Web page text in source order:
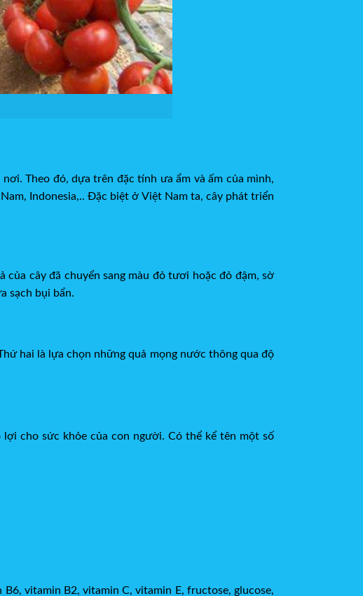
Theo đó, dựa trên đặc tính ưa ẩm và ấm của mình,
Indonesia,.. Đặc biệt ở Việt Nam ta, cây phát triển
cây đã chuyển sang màu đỏ tươi hoặc đỏ đậm, sờ
sạch bụi bẩn.
hai là lựa chọn những quả mọng nước thông qua độ
cho sức khỏe của con người. Có thể kể tên một số
vitamin B2, vitamin C, vitamin E, fructose, glucose,